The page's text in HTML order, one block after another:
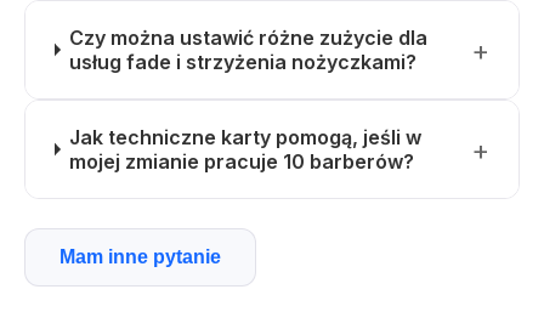
Czy można ustawić różne zużycie dla
usług fade i strzyżenia nożyczkami?
Jak techniczne karty pomogą, jeśli w
mojej zmianie pracuje 10 barberów?
Mam inne pytanie